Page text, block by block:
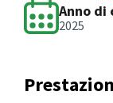
Anno di
2025